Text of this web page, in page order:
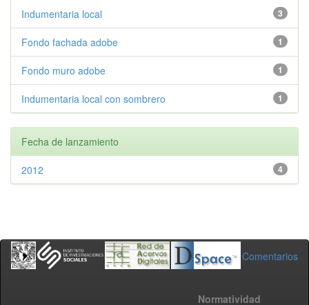
3
Indumentaria local
1
Fondo fachada adobe
1
Fondo muro adobe
1
Indumentaria local con sombrero
Fecha de lanzamiento
4
2012
Comentarios
Normatividad